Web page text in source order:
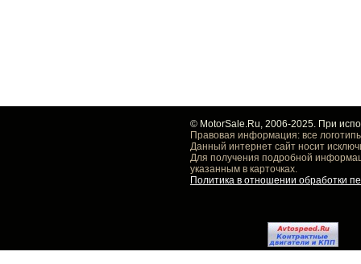
© MotorSale.Ru, 2006-2025. При
Правовая информация: все
Данный интернет сайт носит
Для получения подробной
указанным в карточках.
Политика в отношении обработки